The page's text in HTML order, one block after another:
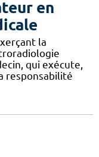
en
la
qui exécute,
responsabilité